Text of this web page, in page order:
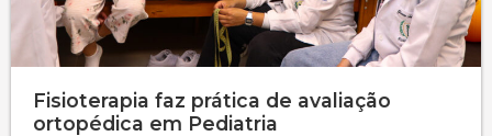
Fisioterapia faz prática de avaliação
ortopédica em Pediatria